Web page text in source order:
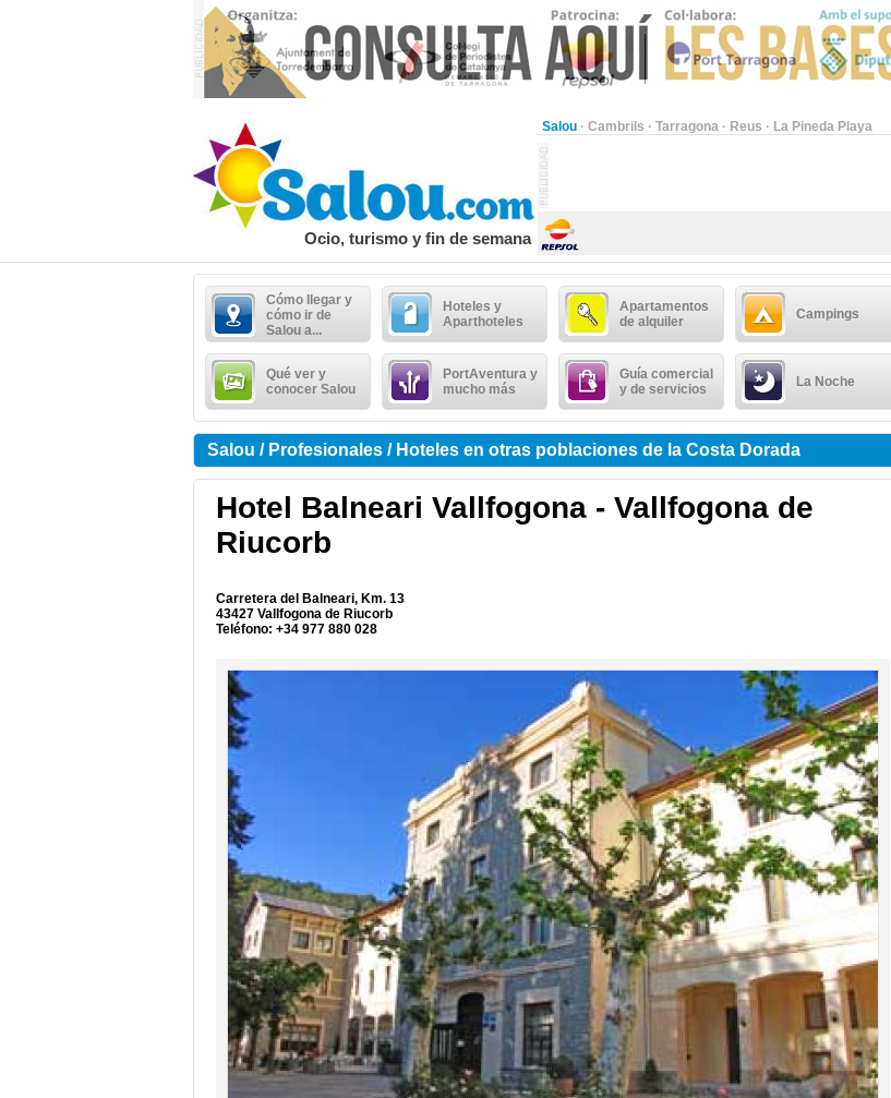
Salou · Cambrils · Tarragona · Reus · La Pineda Playa
Ocio, turismo y fin de semana
Cómo llegar y
cómo ir de
Salou a...
Hoteles y
Aparthoteles
Apartamentos
de alquiler
Campings
Qué ver y
conocer Salou
PortAventura y
mucho más
Guía comercial
y de servicios
La Noche
Salou / Profesionales / Hoteles en otras poblaciones de la Costa Dorada
Hotel Balneari Vallfogona - Vallfogona de
Riucorb
Carretera del Balneari, Km. 13
43427 Vallfogona de Riucorb
Teléfono: +34 977 880 028